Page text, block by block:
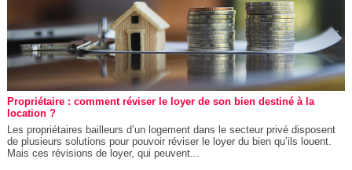
Propriétaire : comment réviser le loyer de son bien destiné à la
location ?
Les propriétaires bailleurs d’un logement dans le secteur privé disposent
de plusieurs solutions pour pouvoir réviser le loyer du bien qu’ils louent.
Mais ces révisions de loyer, qui peuvent...